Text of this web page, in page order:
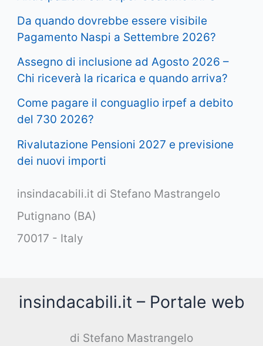
Da quando dovrebbe essere visibile
Pagamento Naspi a Settembre 2026?
Assegno di inclusione ad Agosto 2026 –
Chi riceverà la ricarica e quando arriva?
Come pagare il conguaglio irpef a debito
del 730 2026?
Rivalutazione Pensioni 2027 e previsione
dei nuovi importi
insindacabili.it di Stefano Mastrangelo
Putignano (BA)
70017 - Italy
insindacabili.it – Portale web
di Stefano Mastrangelo